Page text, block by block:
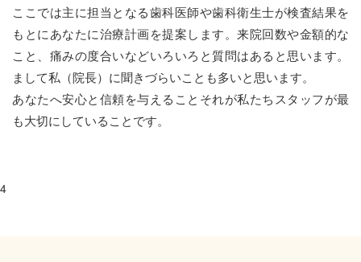
ここでは主に担当となる歯科医師や歯科衛生士が検査結果を
もとにあなたに治療計画を提案します。来院回数や金額的な
こと、痛みの度合いなどいろいろと質問はあると思います。
まして私（院長）に聞きづらいことも多いと思います。
あなたへ安心と信頼を与えることそれが私たちスタッフが最
も大切にしていることです。
4